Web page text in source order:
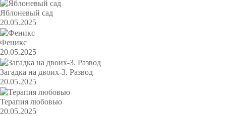
Яблоневый сад
20.05.2025
Феникс
20.05.2025
Загадка на двоих-3. Развод
20.05.2025
Терапия любовью
20.05.2025